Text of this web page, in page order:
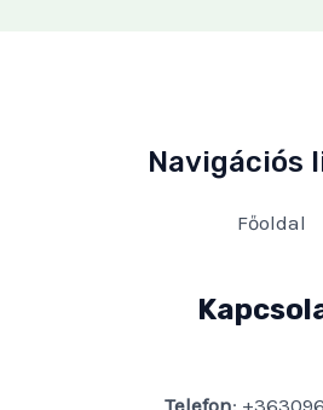
Navigációs
Főoldal
Telefon: